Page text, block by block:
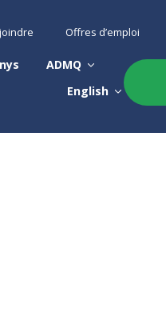
Offres d’emploi
ADMQ
English